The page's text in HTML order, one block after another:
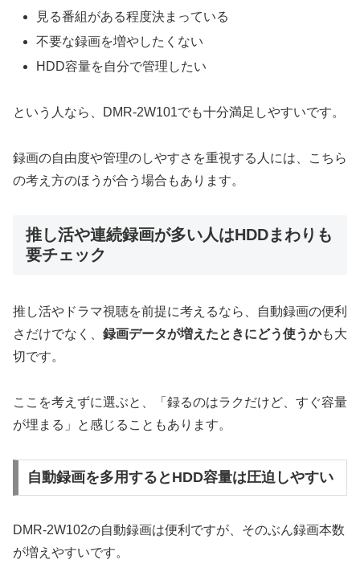
見る番組がある程度決まっている
不要な録画を増やしたくない
HDD容量を自分で管理したい
という人なら、DMR-2W101でも十分満足しやすいです。
録画の自由度や管理のしやすさを重視する人には、こちら
の考え方のほうが合う場合もあります。
推し活や連続録画が多い人はHDDまわりも
要チェック
推し活やドラマ視聴を前提に考えるなら、自動録画の便利
さだけでなく、 録画データが増えたときにどう使うかも大
切です。
ここを考えずに選ぶと、「録るのはラクだけど、すぐ容量
が埋まる」と感じることもあります。
自動録画を多用するとHDD容量は圧迫しやすい
DMR-2W102の自動録画は便利ですが、そのぶん録画本数
が増えやすいです。